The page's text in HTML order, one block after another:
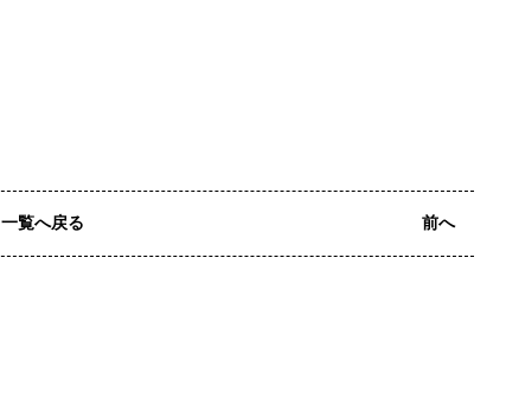
一覧へ戻る 前へ